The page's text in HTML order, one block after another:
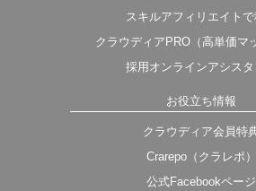
スキルアフィリエイト
クラウディアPRO（高単価マ
採用オンラインアシスタ
お役立ち情報
クラウディア会員特
Crarepo（クラレポ）
公式Facebookページ